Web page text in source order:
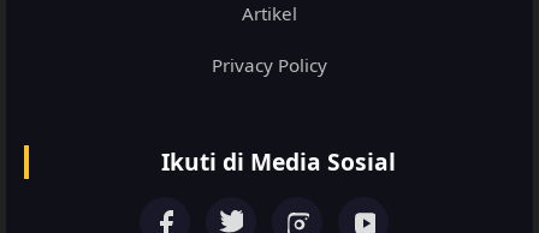
Artikel
Privacy Policy
Ikuti di Media Sosial